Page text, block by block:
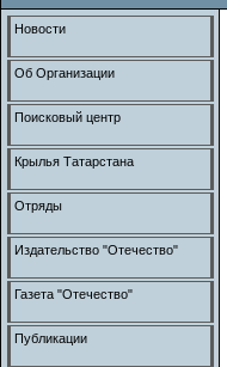
Новости
Об Организации
Поисковый центр
Крылья Татарстана
Отряды
Издательство "Отечество"
Газета "Отечество"
Публикации